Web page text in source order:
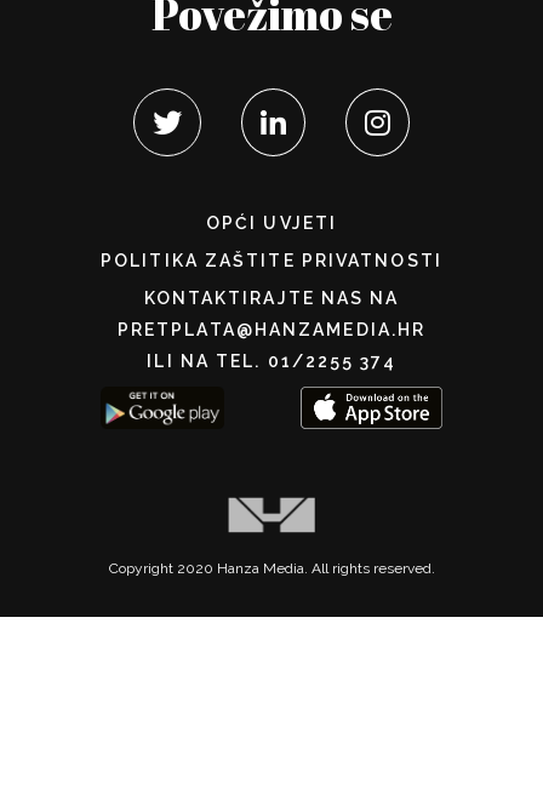
Povežimo se
OPĆI UVJETI
POLITIKA ZAŠTITE PRIVATNOSTI
KONTAKTIRAJTE NAS NA
PRETPLATA@HANZAMEDIA.HR
ILI NA TEL. 01/2255 374
Copyright 2020 Hanza Media. All rights reserved.